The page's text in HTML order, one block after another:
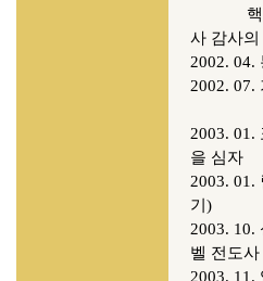
핵심
사 감사
2002. 04.
2002. 07.
2003. 01.
을 심자
2003. 01.
기)
2003. 10.
벨 전도사
2003. 11.